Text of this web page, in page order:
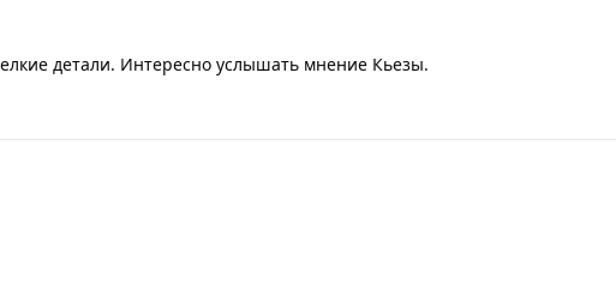
детали. Интересно услышать мнение Кьезы.